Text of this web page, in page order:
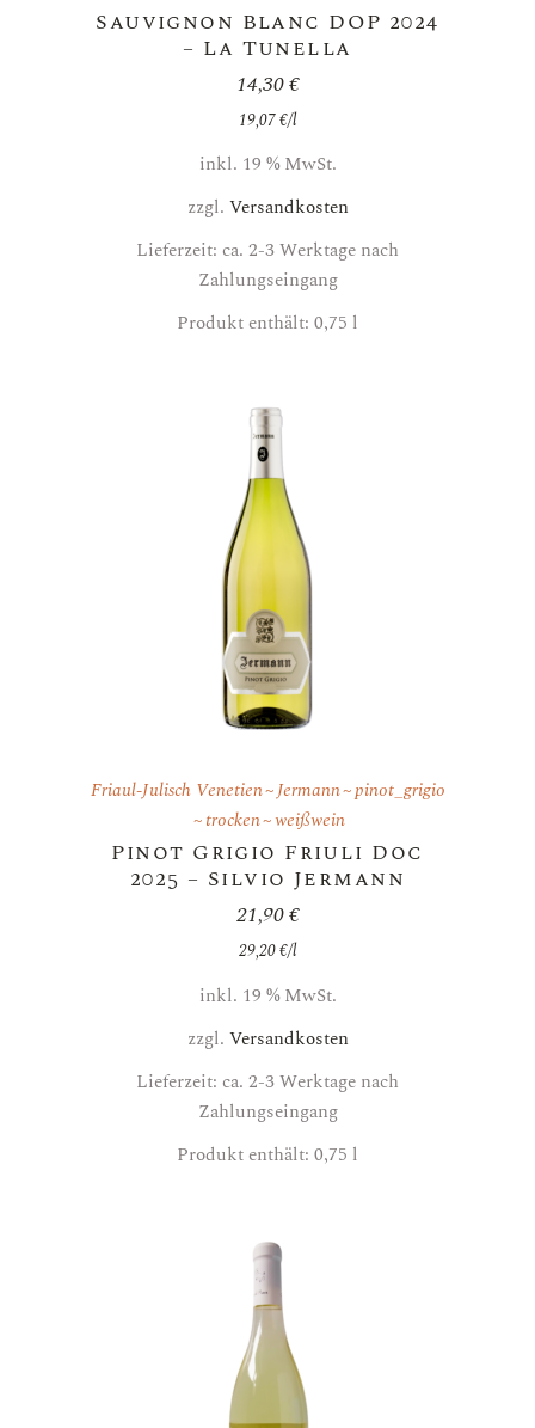
Sauvignon Blanc DOP 2024
– La Tunella
14,30€
19,07€/l
inkl. 19 % MwSt.
zzgl. Versandkosten
Lieferzeit: ca. 2-3 Werktage nach
Zahlungseingang
Produkt enthält: 0,75 l
Friaul-Julisch Venetien Jermann pinot_grigio
trocken weißwein
Pinot Grigio Friuli Doc
2025 – Silvio Jermann
21,90€
29,20€/l
inkl. 19 % MwSt.
zzgl. Versandkosten
Lieferzeit: ca. 2-3 Werktage nach
Zahlungseingang
Produkt enthält: 0,75 l